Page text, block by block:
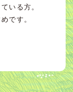
いる方。
です。